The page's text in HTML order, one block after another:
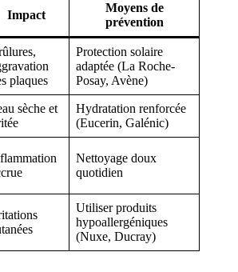
Impact
Moyens de
prévention
plaques
Protection solaire
adaptée (La Roche-
Posay, Avène)
sèche et
Hydratation renforcée
(Eucerin, Galénic)
Nettoyage doux
quotidien
Utiliser produits
hypoallergéniques
(Nuxe, Ducray)